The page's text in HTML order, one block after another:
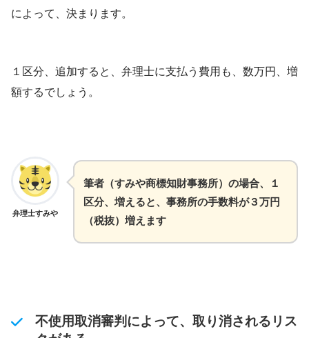
によって、決まります。
１区分、追加すると、弁理士に支払う費用も、数万円、増
額するでしょう。
弁理士すみや
筆者（すみや商標知財事務所）の場合、１
区分、増えると、事務所の手数料が３万円
（税抜）増えます
不使用取消審判によって、取り消されるリス